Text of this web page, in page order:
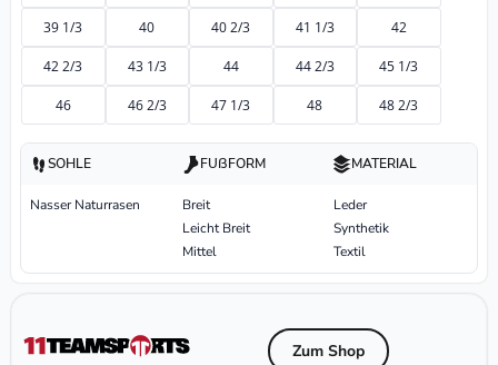
39 1/3 40 40 2/3 41 1/3 42
42 2/3 43 1/3 44 44 2/3 45 1/3
46 46 2/3 47 1/3 48 48 2/3
SOHLE
Nasser Naturrasen
FUßFORM
Breit
Leicht Breit
Mittel
MATERIAL
Leder
Synthetik
Textil
Zum Shop